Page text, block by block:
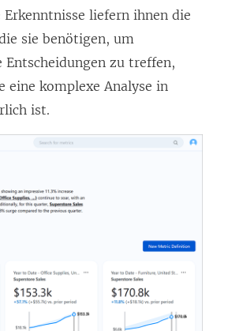
Erkenntnisse liefern ihnen die
sie benötigen, um
Entscheidungen zu treffen,
eine komplexe Analyse in
ist.